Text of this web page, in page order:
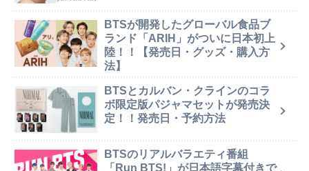
BTSが開発したグローバル食品ブ
ランド「ARIH」がついに日本初上
陸！！【発売日・グッズ・購入方
法】
BTSとカルバン・クラインのコラ
ボ限定版パジャマセットが発売決
定！！発売日・予約方法
BTSのリアルバラエティ番組
「Run BTS!」が日本語字幕付きで